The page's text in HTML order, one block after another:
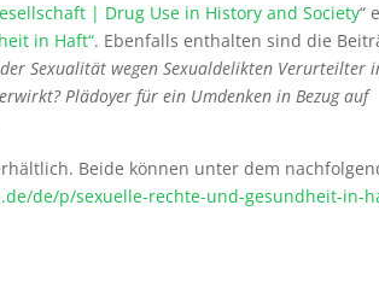
| Drug Use in History and Society“
in Haft“. Ebenfalls enthalten sind die
Sexualität wegen Sexualdelikten Verurteilter
Plädoyer für ein Umdenken in Bezug auf
Beide können unter dem
de/p/sexuelle-rechte-und-gesundheit-in-